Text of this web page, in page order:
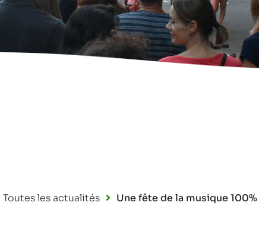
Toutes les actualités Une fête de la musique